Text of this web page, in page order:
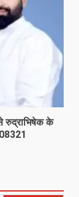
से रुद्राभिषेक के